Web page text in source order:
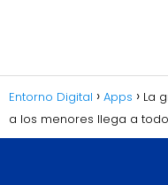
Entorno Digital Apps
La
a los menores llega a